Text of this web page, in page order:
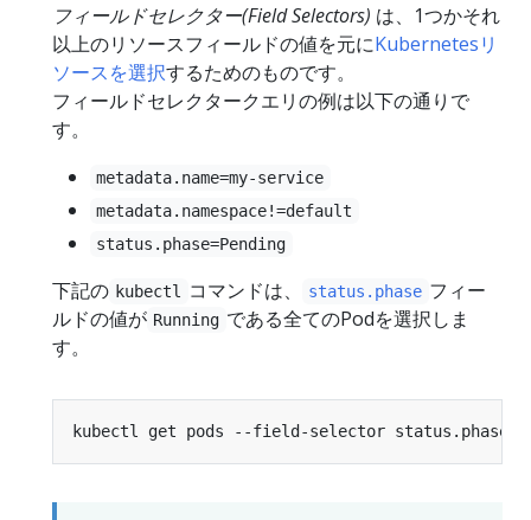
フィールドセレクター(Field Selectors) は、1つかそれ
以上のリソースフィールドの値を元にKubernetesリ
ソースを選択するためのものです。
フィールドセレクタークエリの例は以下の通りで
す。
metadata.name=my-service
metadata.namespace!=default
status.phase=Pending
下記の kubectl コマンドは、 status.phase フィー
ルドの値が Running である全てのPodを選択しま
す。
kubectl get pods --field-selector status.phase